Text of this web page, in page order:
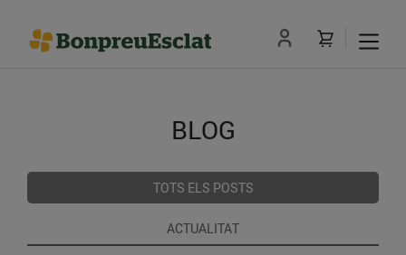
BLOG
TOTS ELS POSTS
ACTUALITAT